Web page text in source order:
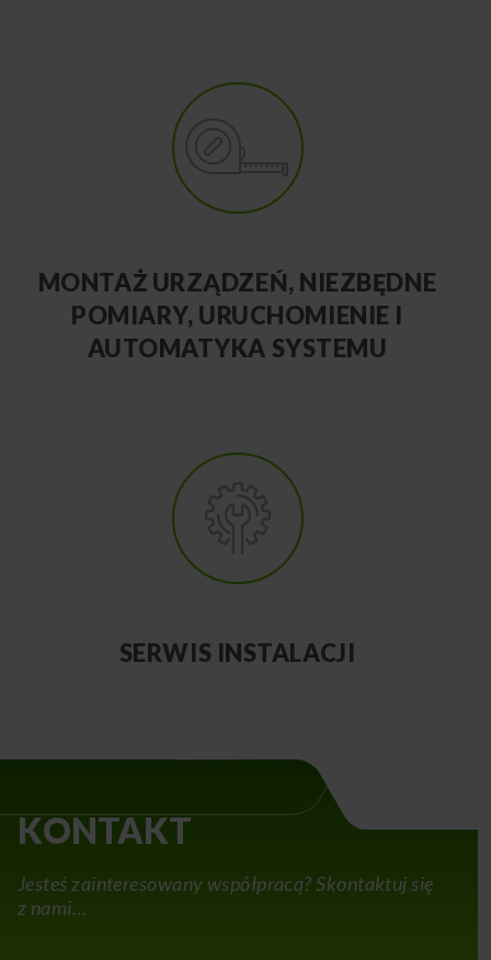
MONTAŻ URZĄDZEŃ, NIEZBĘDNE
POMIARY, URUCHOMIENIE I
AUTOMATYKA SYSTEMU
SERWIS INSTALACJI
KONTAKT
Jesteś zainteresowany współpracą? Skontaktuj się
z nami…